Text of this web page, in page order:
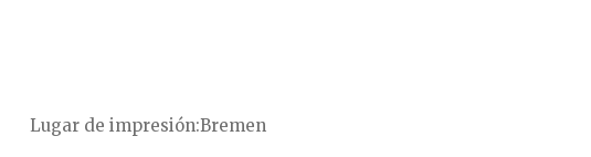
Lugar de impresión Bremen